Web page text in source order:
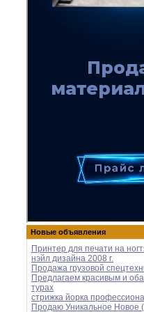
Новые объявления
Принтер для печати на
нэйл дизайна 2008 г.
Продажа грузовой
Предлагаем красивым и
турах
стрижка йорка
Продаю Уникальное Новое